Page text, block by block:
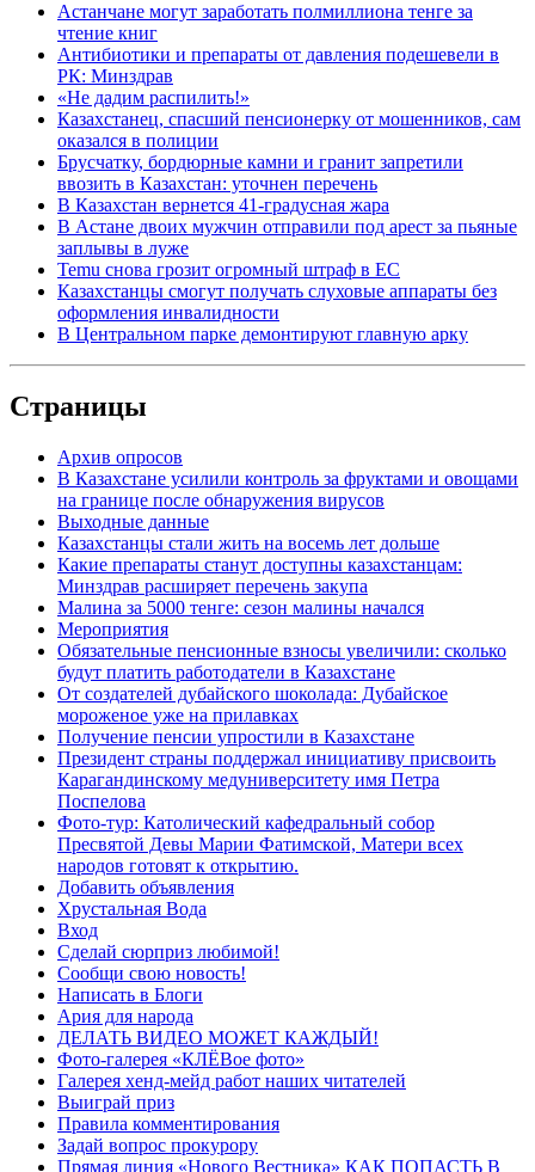
Астанчане могут заработать полмиллиона тенге за
чтение книг
Антибиотики и препараты от давления подешевели в
РК: Минздрав
«Не дадим распилить!»
Казахстанец, спасший пенсионерку от мошенников, сам
оказался в полиции
Брусчатку, бордюрные камни и гранит запретили
ввозить в Казахстан: уточнен перечень
В Казахстан вернется 41-градусная жара
В Астане двоих мужчин отправили под арест за пьяные
заплывы в луже
Temu снова грозит огромный штраф в ЕС
Казахстанцы смогут получать слуховые аппараты без
оформления инвалидности
В Центральном парке демонтируют главную арку
Страницы
Архив опросов
В Казахстане усилили контроль за фруктами и овощами
на границе после обнаружения вирусов
Выходные данные
Казахстанцы стали жить на восемь лет дольше
Какие препараты станут доступны казахстанцам:
Минздрав расширяет перечень закупа
Малина за 5000 тенге: сезон малины начался
Мероприятия
Обязательные пенсионные взносы увеличили: сколько
будут платить работодатели в Казахстане
От создателей дубайского шоколада: Дубайское
мороженое уже на прилавках
Получение пенсии упростили в Казахстане
Президент страны поддержал инициативу присвоить
Карагандинскому медуниверситету имя Петра
Поспелова
Фото-тур: Католический кафедральный собор
Пресвятой Девы Марии Фатимской, Матери всех
народов готовят к открытию.
Добавить объявления
Хрустальная Вода
Вход
Сделай сюрприз любимой!
Сообщи свою новость!
Написать в Блоги
Ария для народа
ДЕЛАТЬ ВИДЕО МОЖЕТ КАЖДЫЙ!
Фото-галерея «КЛЁВое фото»
Галерея хенд-мейд работ наших читателей
Выиграй приз
Правила комментирования
Задай вопрос прокурору
Прямая линия «Нового Вестника» КАК ПОПАСТЬ В